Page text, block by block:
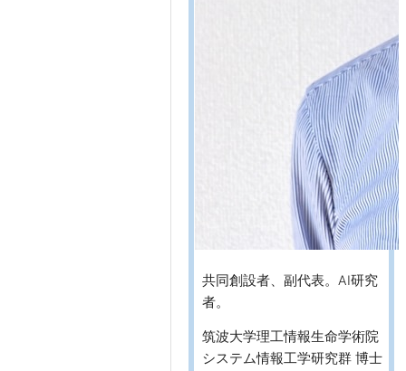
共同創設者、副代表。AI研究
者。
筑波大学理工情報生命学術院
システム情報工学研究群 博士